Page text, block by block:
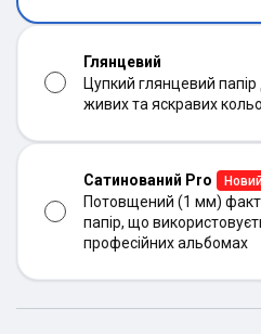
Глянцевий
Цупкий глянцевий папір
живих та яскравих
Сатинований Pro
Потовщений (1 мм)
папір, що
професійних альбомах